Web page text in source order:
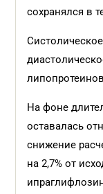
сохранялся в
На фоне
оставалась
снижение
на 2,7% от